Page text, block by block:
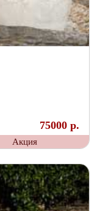
75000 р.
Акция